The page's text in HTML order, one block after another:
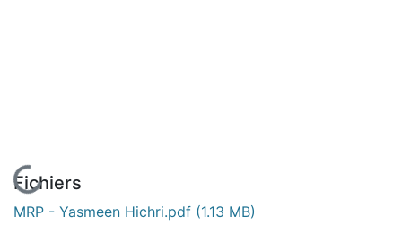
En cours de chargement...
Fichiers
MRP - Yasmeen Hichri.pdf (1.13 MB)